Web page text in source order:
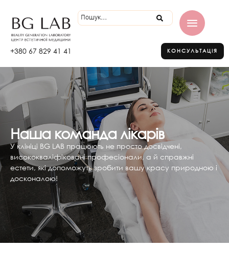
+380 67 829 41 41 КОНСУЛЬТАЦІЯ
Наша команда лікарів
У клініці BG LAB працюють не просто досвідчені,
висококваліфіковані професіонали, а й справжні
естети, які допоможуть зробити вашу красу природною і
досконалою!